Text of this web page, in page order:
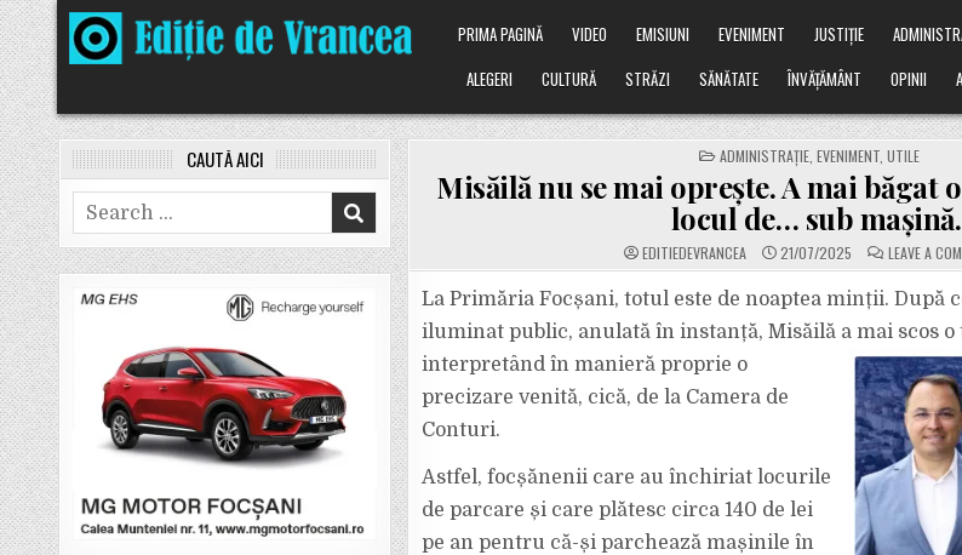
Skip
to
content
PRIMA PAGINĂ VIDEO EMISIUNI EVENIMENT JUSTIȚIE
ALEGERI
CULTURĂ STRĂZI SĂNĂTATE ÎNVĂȚĂMÂNT OPINII
POSTED
IN
ADMINISTRAȚIE ,EVENIMENT ,UTILE
Misăilă nu se mai oprește. A mai băgat
locul de… sub mașină.
EDITIEDEVRANCEA 21/07/2025 LEAVE A
La Primăria Focșani, totul este de noaptea minții. După
iluminat public, anulată în instanță, Misăilă a mai scos
interpretând în manieră proprie o
precizare venită, cică, de la Camera de
Conturi.
Astfel, focșănenii care au închiriat locurile
de parcare și care plătesc circa 140 de lei
pe an pentru că-și parchează mașinile în
CAUTĂ AICI
Search
for: